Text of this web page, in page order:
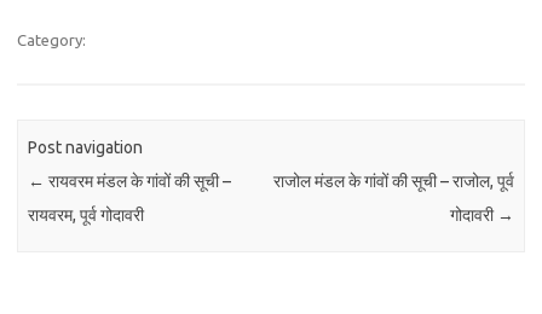
Category:
Post navigation
← रायवरम मंडल के गांवों की सूची –
रायवरम, पूर्व गोदावरी
राजोल मंडल के गांवों की सूची – राजोल, पूर्व
गोदावरी →